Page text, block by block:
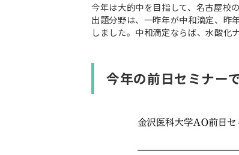
今年は大的中を目指して、名古屋校
出題分野は、一昨年が中和滴定、昨
しました。中和滴定ならば、水酸化
今年の前日セミナー